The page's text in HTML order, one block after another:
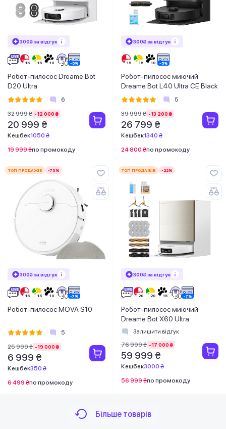
300₴ за відгук
Робот-пилосос Dreame Bot
D20 Ultra
6
32 999 ₴ -12 000 ₴
20 999 ₴
Кешбек1050 ₴
19 999 ₴по промокоду
300₴ за відгук
Робот-пилосос миючий
Dreame Bot L40 Ultra CE Black
5
39 999 ₴ -13 200 ₴
26 799 ₴
Кешбек1340 ₴
24 800 ₴по промокоду
ТОП ПРОДАЖІВ -73%
300₴ за відгук
Робот-пилосос MOVA S10
5
25 999 ₴ -19 000 ₴
6 999 ₴
Кешбек350 ₴
6 499 ₴по промокоду
ТОП ПРОДАЖІВ -22%
300₴ за відгук
Робот-пилосос миючий
Dreame Bot X60 Ultra
Complete White
Залишити відгук
76 999 ₴ -17 000 ₴
59 999 ₴
Кешбек3000 ₴
56 999 ₴по промокоду
Більше товарів